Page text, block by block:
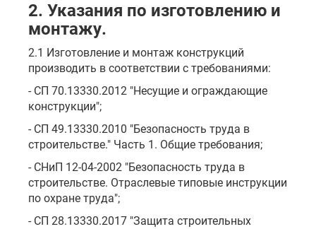
2. Указания по изготовлению и
монтажу.
2.1 Изготовление и монтаж конструкций
производить в соответствии с требованиями:
- СП 70.13330.2012 "Несущие и ограждающие
конструкции";
- СП 49.13330.2010 "Безопасность труда в
строительстве." Часть 1. Общие требования;
- СНиП 12-04-2002 "Безопасность труда в
строительстве. Отраслевые типовые инструкции
по охране труда";
- СП 28.13330.2017 "Защита строительных